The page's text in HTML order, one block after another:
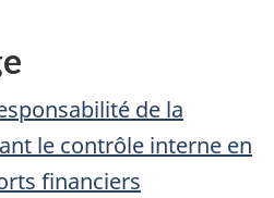
de la
le contrôle interne en
financiers